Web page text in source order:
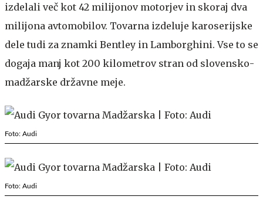
izdelali več kot 42 milijonov motorjev in skoraj dva
milijona avtomobilov. Tovarna izdeluje karoserijske
dele tudi za znamki Bentley in Lamborghini. Vse to se
dogaja manj kot 200 kilometrov stran od slovensko-
madžarske državne meje.
Foto: Audi
Foto: Audi